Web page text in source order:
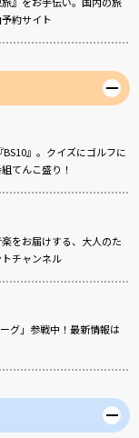
約サイト
』。クイズにゴルフに
てんこ盛り！
をお届けする、大人のた
チャンネル
グ」参戦中！最新情報は